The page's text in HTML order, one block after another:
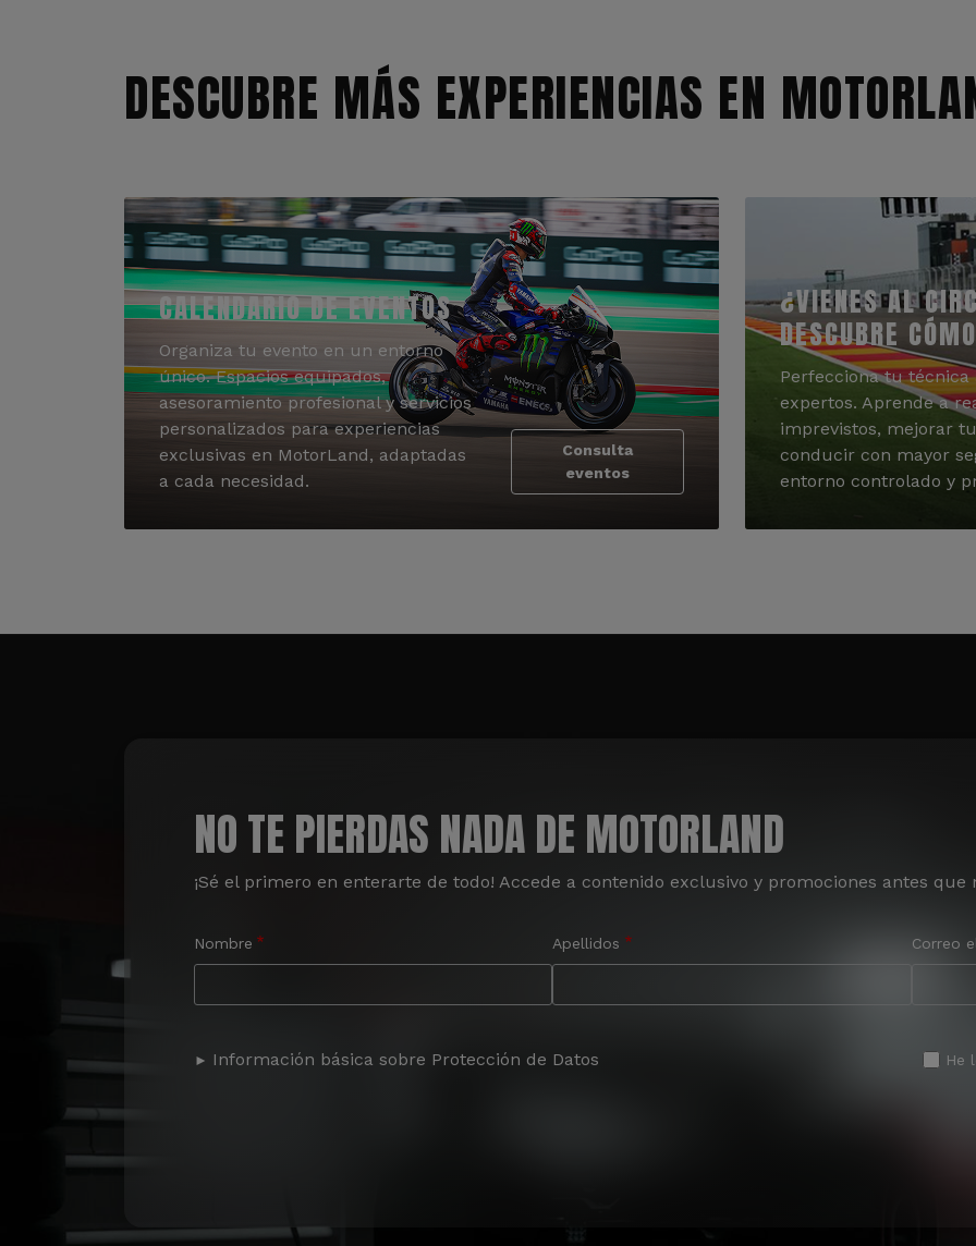
DESCUBRE MÁS EXPERIENCIAS EN
CALENDARIO DE EVENTOS
Organiza tu evento en un entorno
único. Espacios equipados,
asesoramiento profesional y servicios
personalizados para experiencias
exclusivas en MotorLand, adaptadas
a cada necesidad.
Consulta
eventos
¿VIENES AL
DESCUBRE
Perfecciona tu técnica
expertos. Aprende a
imprevistos, mejorar
conducir con mayor
entorno controlado y
NO TE PIERDAS NADA DE MOTORLAND
¡Sé el primero en enterarte de todo! Accede a contenido exclusivo y promociones antes que
Nombre Apellidos Correo
Información básica sobre Protección de Datos He